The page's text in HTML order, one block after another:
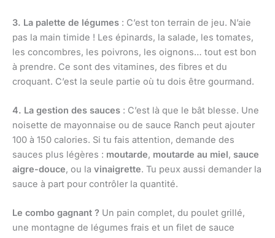
3. La palette de légumes : C’est ton terrain de jeu. N’aie
pas la main timide ! Les épinards, la salade, les tomates,
les concombres, les poivrons, les oignons… tout est bon
à prendre. Ce sont des vitamines, des fibres et du
croquant. C’est la seule partie où tu dois être gourmand.
4. La gestion des sauces : C’est là que le bât blesse. Une
noisette de mayonnaise ou de sauce Ranch peut ajouter
100 à 150 calories. Si tu fais attention, demande des
sauces plus légères : moutarde, moutarde au miel, sauce
aigre-douce, ou la vinaigrette. Tu peux aussi demander la
sauce à part pour contrôler la quantité.
Le combo gagnant ? Un pain complet, du poulet grillé,
une montagne de légumes frais et un filet de sauce